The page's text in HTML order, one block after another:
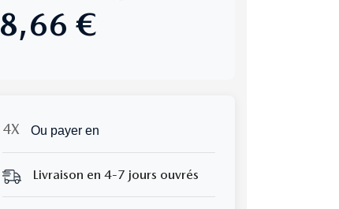
8,66 €
Ou payer en
Livraison en 4-7 jours ouvrés